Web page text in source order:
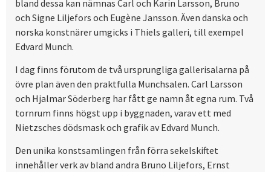
bland dessa kan nämnas Carl och Karin Larsson, Bruno
och Signe Liljefors och Eugène Jansson. Även danska och
norska konstnärer umgicks i Thiels galleri, till exempel
Edvard Munch.
I dag finns förutom de två ursprungliga gallerisalarna på
övre plan även den praktfulla Munchsalen. Carl Larsson
och Hjalmar Söderberg har fått ge namn åt egna rum. Två
tornrum finns högst upp i byggnaden, varav ett med
Nietzsches dödsmask och grafik av Edvard Munch.
Den unika konstsamlingen från förra sekelskiftet
innehåller verk av bland andra Bruno Liljefors, Ernst